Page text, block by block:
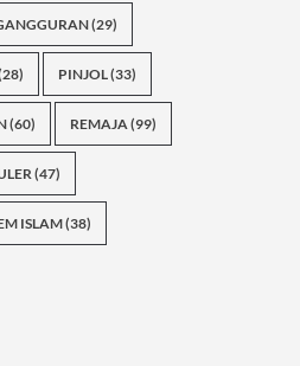
(29)
PINJOL(33)
(60) REMAJA(99)
(47)
ISLAM(38)